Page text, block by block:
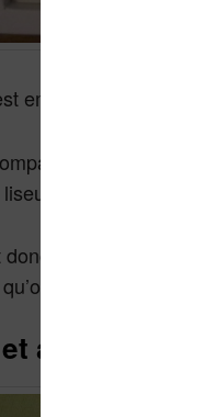
emballée dans une
d’un câble
simple et légère
a c’est de
apparence